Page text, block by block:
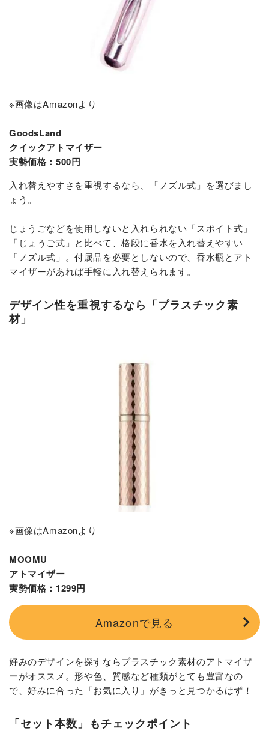
※画像はAmazonより
GoodsLand
クイックアトマイザー
実勢価格：500円
入れ替えやすさを重視するなら、「ノズル式」を選びまし
ょう。
じょうごなどを使用しないと入れられない「スポイト式」
「じょうご式」と比べて、格段に香水を入れ替えやすい
「ノズル式」。付属品を必要としないので、香水瓶とアト
マイザーがあれば手軽に入れ替えられます。
デザイン性を重視するなら「プラスチック素
材」
※画像はAmazonより
MOOMU
アトマイザー
実勢価格：1299円
Amazonで見る
好みのデザインを探すならプラスチック素材のアトマイザ
ーがオススメ。形や色、質感など種類がとても豊富なの
で、好みに合った「お気に入り」がきっと見つかるはず！
「セット本数」もチェックポイント